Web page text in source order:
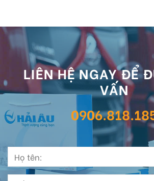
LIÊN HỆ NGAY ĐỂ
VẤN